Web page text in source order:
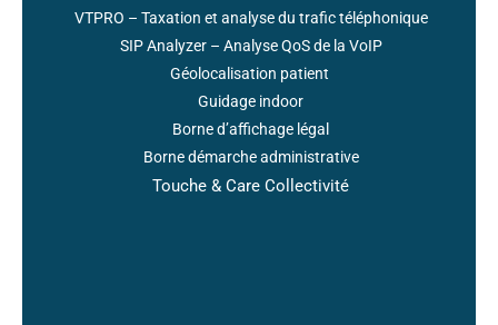
VTPRO – Taxation et analyse du trafic téléphonique
SIP Analyzer – Analyse QoS de la VoIP
Géolocalisation patient
Guidage indoor
Borne d’affichage légal
Borne démarche administrative
Touche & Care Collectivité